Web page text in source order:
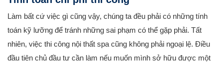
Làm bất cứ việc gì cũng vậy, chúng ta đều phải có những tính
toán kỹ lưỡng để tránh những sai phạm có thể gặp phải. Tất
nhiên, việc thi công nội thất spa cũng không phải ngoại lệ. Điều
đầu tiên chủ đầu tư cần làm nếu muốn mình sở hữu được một